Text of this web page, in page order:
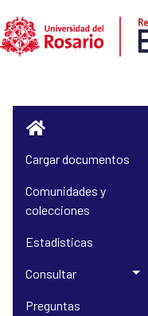
Cargar documentos
Comunidades y
colecciones
Estadísticas
Consultar
Preguntas